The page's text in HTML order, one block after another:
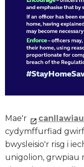
Mae'r
cydymffurfiad
bwysleisio'r risg i
unigolion, grwpiau